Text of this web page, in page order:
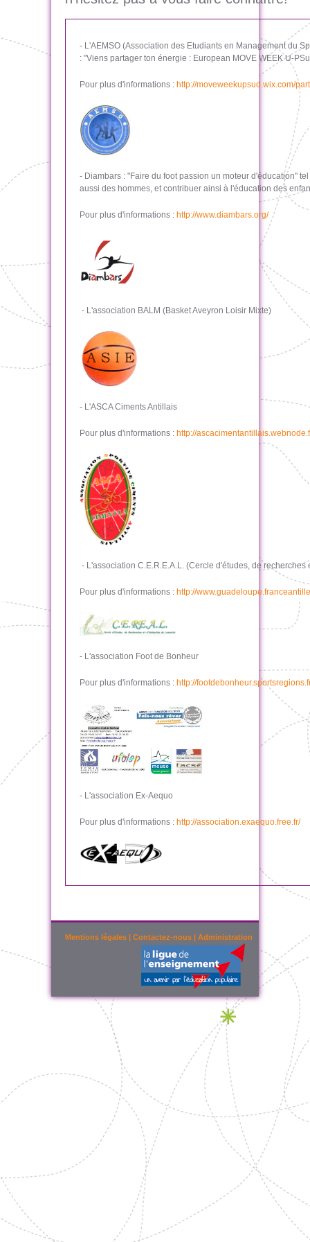
- L'AEMSO (Association des Etudiants en Management du
: "Viens partager ton énergie : European MOVE WEEK U-
Pour plus d'informations : http://moveweekupsud.wix.com/
- Diambars : "Faire du foot passion un moteur d'éducation"
aussi des hommes, et contribuer ainsi à l'éducation des
Pour plus d'informations : http://www.diambars.org/
- L'association BALM (Basket Aveyron Loisir Mixte)
- L'ASCA Ciments Antillais
Pour plus d'informations : http://
- L'association C.E.R.E.A.L. (Cercle d'études, de
Pour plus d'informations : http://
- L'association Foot de Bonheur
Pour plus d'informations : http://
- L'association Ex-Aequo
Pour plus d'informations : http://association.exaequo.free.fr/
Mentions légales | Contactez-nous | Administration